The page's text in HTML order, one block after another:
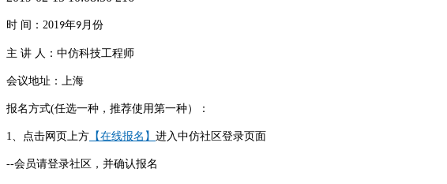
时 间： 201 9年9 月份
主 讲 人：中仿科技工程师
会议地址： 上海
报名方式(任选一种，推荐使用第一种）：
1、点击网页上方 【在线报名】 进入中仿社区登录页面
--会员请登录社区，并确认报名